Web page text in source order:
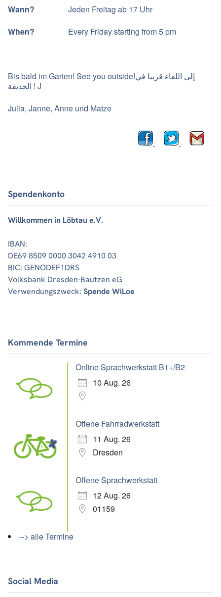
Wann?
Jeden Freitag ab 17 Uhr
When? Every Friday starting from 5 pm
Bis bald im Garten! See you outside!إلى اللقاء قريبا في
الحديقة ! J
Julia, Janne, Anne und Matze
Spendenkonto
Willkommen in Löbtau e.V.
IBAN:
DE69 8509 0000 3042 4910 03
BIC: GENODEF1DRS
Volksbank Dresden-Bautzen eG
Verwendungszweck: Spende WiLoe
Kommende Termine
Online Sprachwerkstatt B1+/B2
10 Aug. 26
Offene Fahrradwerkstatt
11 Aug. 26
Dresden
Offene Sprachwerkstatt
12 Aug. 26
01159
--> alle Termine
Social Media